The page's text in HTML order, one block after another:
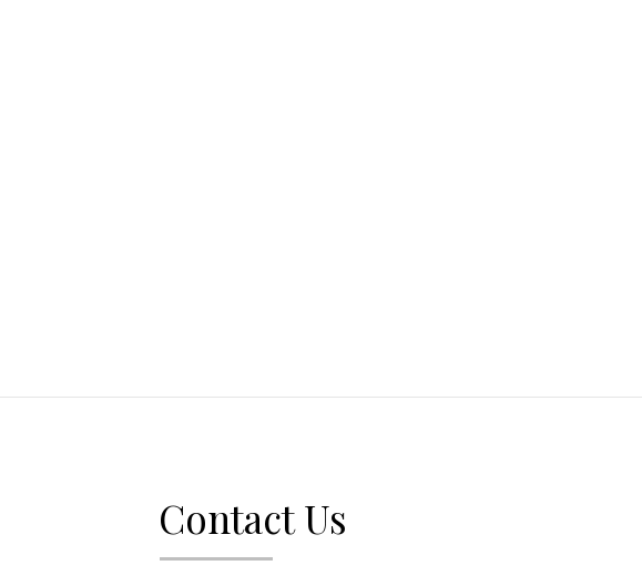
Contact Us